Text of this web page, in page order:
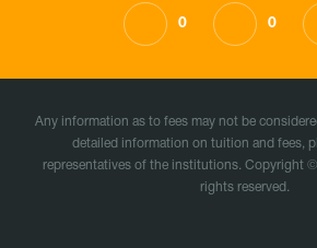
0 0
Any information as to fees may not be
detailed information on tuition and fees,
representatives of the institutions. Copyright ©
rights reserved.